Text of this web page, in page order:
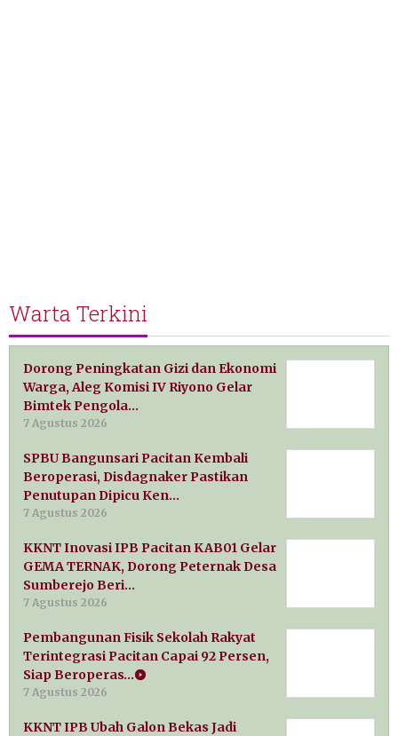
Warta Terkini
Dorong Peningkatan Gizi dan Ekonomi
Warga, Aleg Komisi IV Riyono Gelar
Bimtek Pengola…
7 Agustus 2026
SPBU Bangunsari Pacitan Kembali
Beroperasi, Disdagnaker Pastikan
Penutupan Dipicu Ken…
7 Agustus 2026
KKNT Inovasi IPB Pacitan KAB01 Gelar
GEMA TERNAK, Dorong Peternak Desa
Sumberejo Beri…
7 Agustus 2026
Pembangunan Fisik Sekolah Rakyat
Terintegrasi Pacitan Capai 92 Persen,
Siap Beroperas…
7 Agustus 2026
KKNT IPB Ubah Galon Bekas Jadi